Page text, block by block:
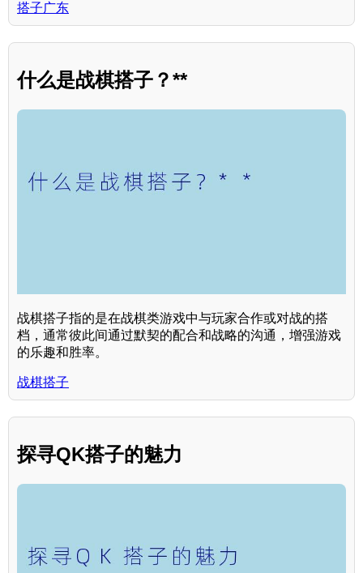
搭子广东
什么是战棋搭子？**
战棋搭子指的是在战棋类游戏中与玩家合作或对战的搭
档，通常彼此间通过默契的配合和战略的沟通，增强游戏
的乐趣和胜率。
战棋搭子
探寻QK搭子的魅力